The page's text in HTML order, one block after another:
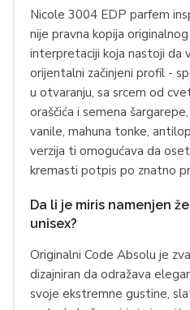
Nicole 3004 EDP parfem
nije pravna kopija
interpretaciji koja nastoji da
orijentalni začinjeni profil -
u otvaranju, sa srcem od
oraščića i semena
vanile, mahuna tonke,
verzija ti omogućava da
kremasti potpis po znatno
Da li je miris namenjen
unisex?
Originalni Code Absolu je
dizajniran da odražava
svoje ekstremne gustine,